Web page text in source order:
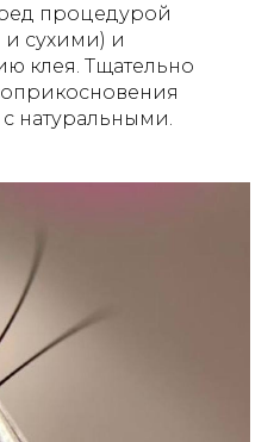
процедурой
сухими) и
клея. Тщательно
натуральными.